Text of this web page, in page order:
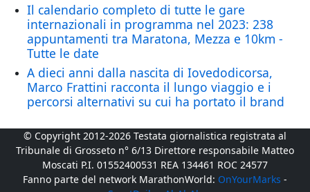
Il calendario completo di tutte le gare
internazionali in programma nel 2023: 238
appuntamenti tra Maratona, Mezza e 10km -
Tutte le date
A dieci anni dalla nascita di Iovedodicorsa,
Marco Frattini racconta il lungo viaggio e i
percorsi alternativi su cui ha portato il brand
© Copyright 2012-2026 Testata giornalistica registrata al
Tribunale di Grosseto n° 6/13 Direttore responsabile Matteo
Moscati P.I. 01552400531 REA 134461 ROC 24577
Fanno parte del network MarathonWorld: OnYourMarks -